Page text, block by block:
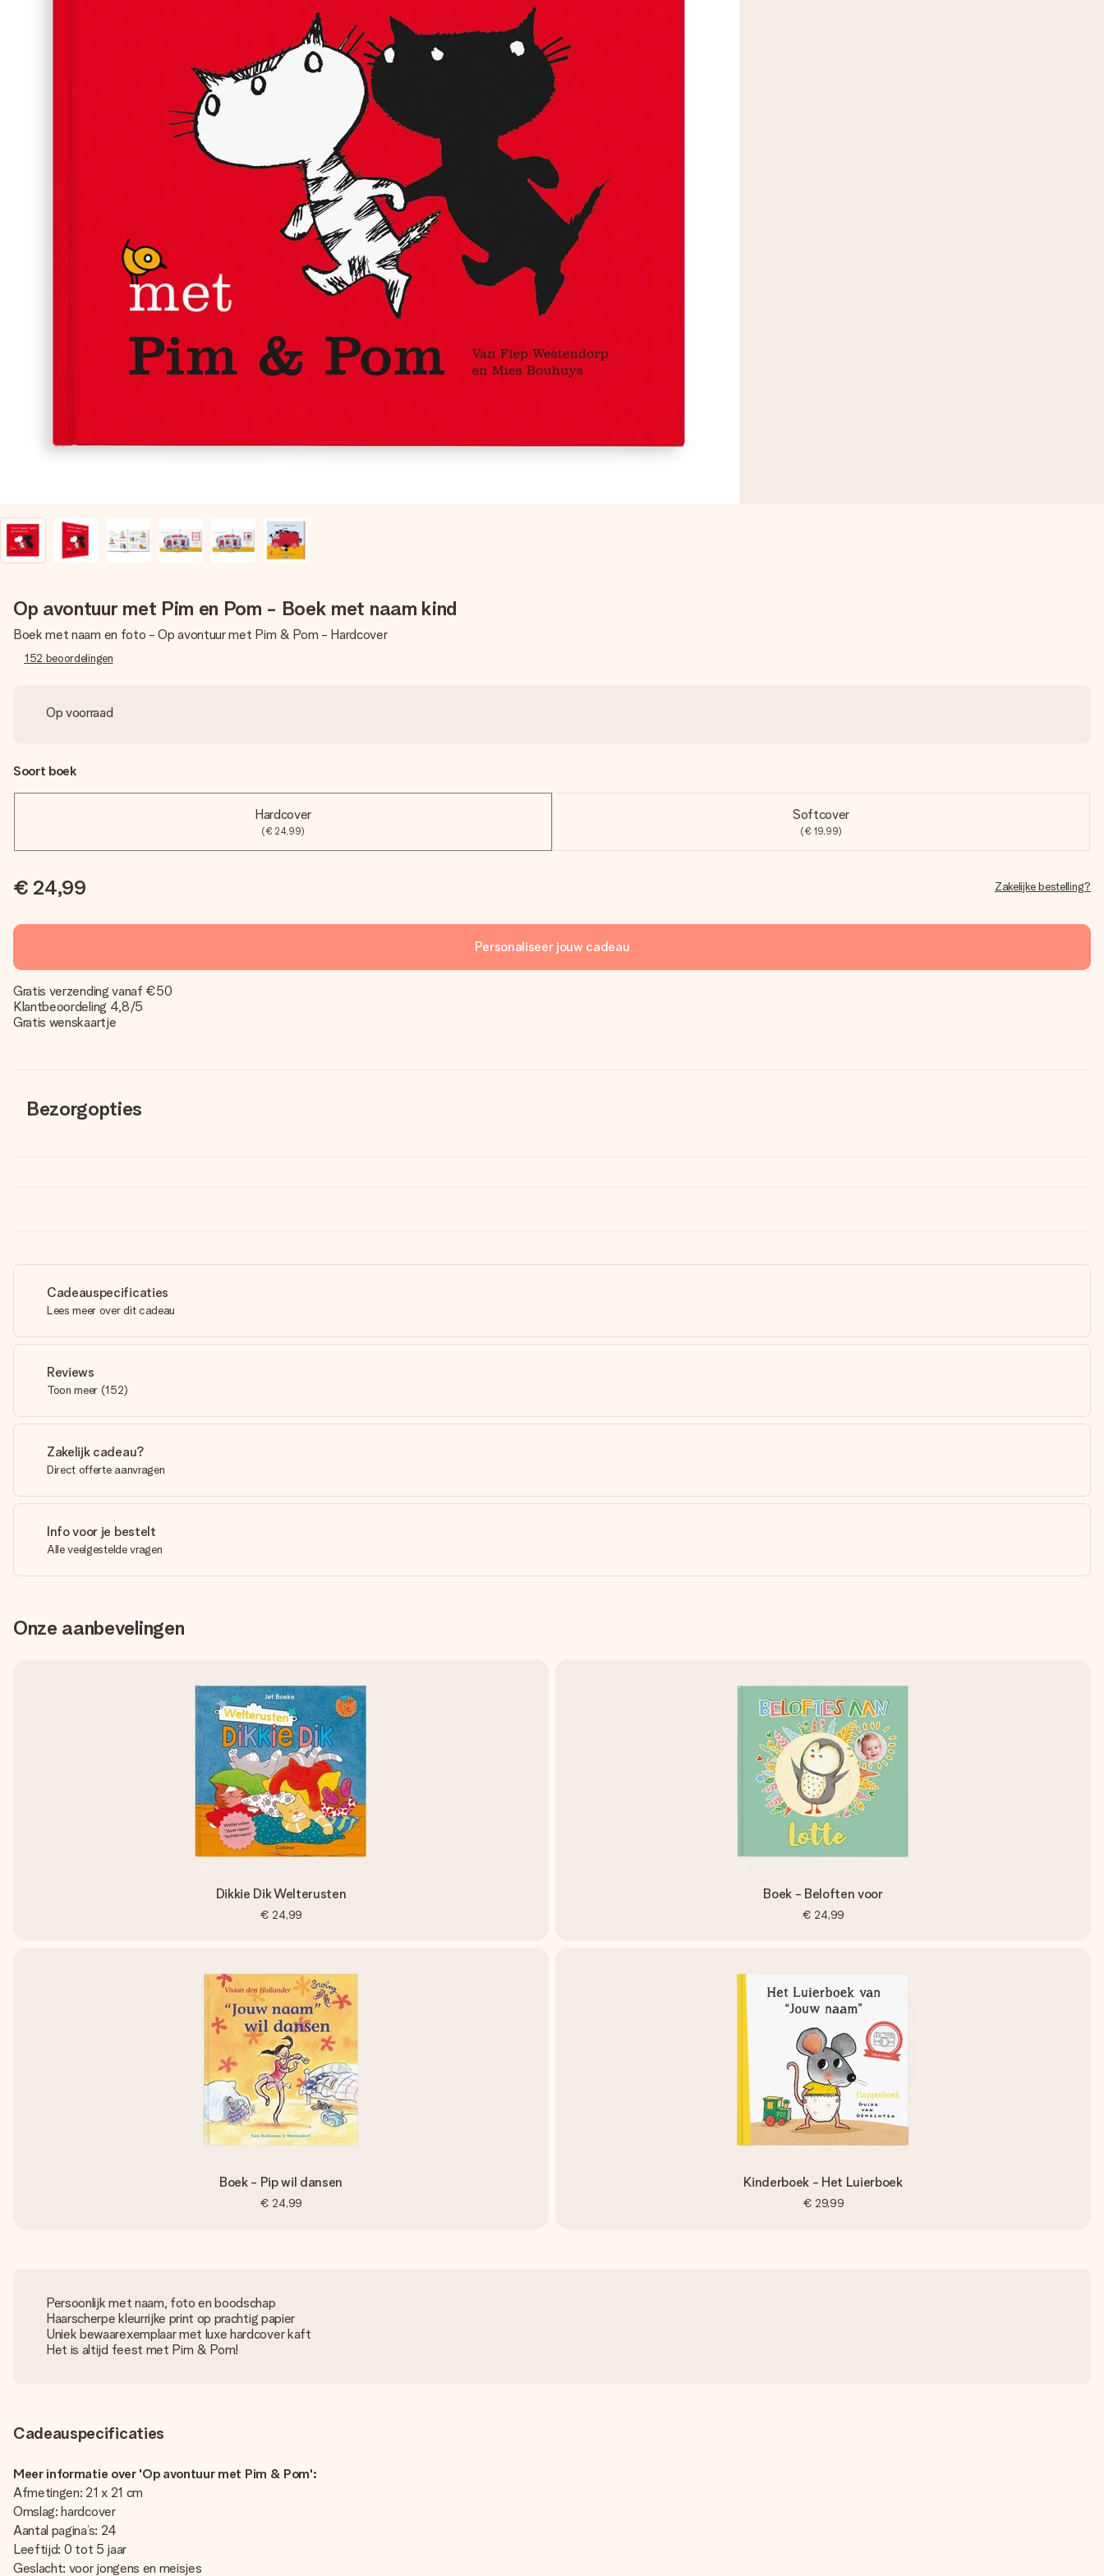
Op avontuur met Pim en Pom - Boek met naam kind
Boek met naam en foto - Op avontuur met Pim & Pom - Hardcover
152 beoordelingen
Op voorraad
Soort boek
Hardcover
(€ 24,99)
Softcover
(€ 19,99)
€ 24,99 Zakelijke bestelling?
Personaliseer jouw cadeau
Gratis verzending vanaf €50
Klantbeoordeling 4,8/5
Gratis wenskaartje
Bezorgopties
Cadeauspecificaties
Lees meer over dit cadeau
Reviews
Toon meer (152)
Zakelijk cadeau?
Direct offerte aanvragen
Info voor je bestelt
Alle veelgestelde vragen
Onze aanbevelingen
Dikkie Dik Welterusten
€ 24,99
Boek - Beloften voor
€ 24,99
Boek - Pip wil dansen
€ 24,99
Kinderboek - Het Luierboek
€ 29,99
Persoonlijk met naam, foto en boodschap
Haarscherpe kleurrijke print op prachtig papier
Uniek bewaarexemplaar met luxe hardcover kaft
Het is altijd feest met Pim & Pom!
Cadeauspecificaties
Meer informatie over 'Op avontuur met Pim & Pom':
Afmetingen: 21 x 21 cm
Omslag: hardcover
Aantal pagina’s: 24
Leeftijd: 0 tot 5 jaar
Geslacht: voor jongens en meisjes